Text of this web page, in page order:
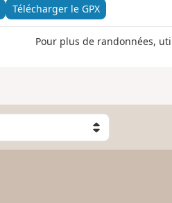
Télécharger le GPX
Pour plus de randonnées,